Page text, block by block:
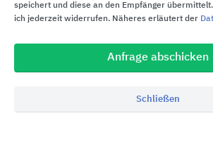
speichert und diese an den Empfänger
ich jederzeit widerrufen. Näheres erläutert der
Anfrage abschicken
Schließen